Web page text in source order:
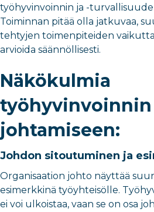
työhyvinvoinnin ja -
Toiminnan pitää olla jatkuvaa,
tehtyjen toimenpiteiden
arvioida säännöllisesti.
Näkökulmia
työhyvinvoinnin
johtamiseen:
Johdon sitoutuminen ja
Organisaation johto näyttää
esimerkkinä työyhteisölle.
ei voi ulkoistaa, vaan se on osa